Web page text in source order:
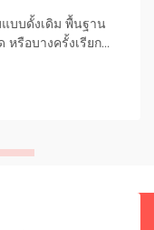
บบดั้งเดิม พื้นฐาน
รือบางครั้งเรียก
หะที่ทนต่อการ
ใช้ในการเชื่อมคลัด